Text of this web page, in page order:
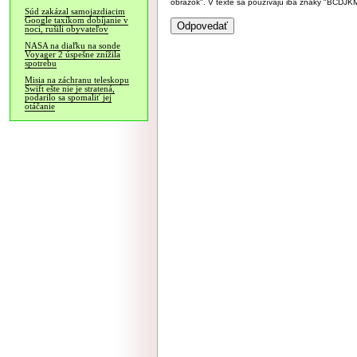
Súd zakázal samojazdiacim
Google taxíkom dobíjanie v
noci, rušili obyvateľov
NASA na diaľku na sonde
Voyager 2 úspešne znížila
spotrebu
Misia na záchranu teleskopu
Swift ešte nie je stratená,
podarilo sa spomaliť jej
otáčanie
obrázok". V texte sa používajú iba znaky